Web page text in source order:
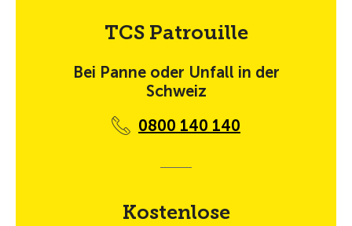
TCS Patrouille
Bei Panne oder Unfall in der
Schweiz
0800 140 140
Kostenlose